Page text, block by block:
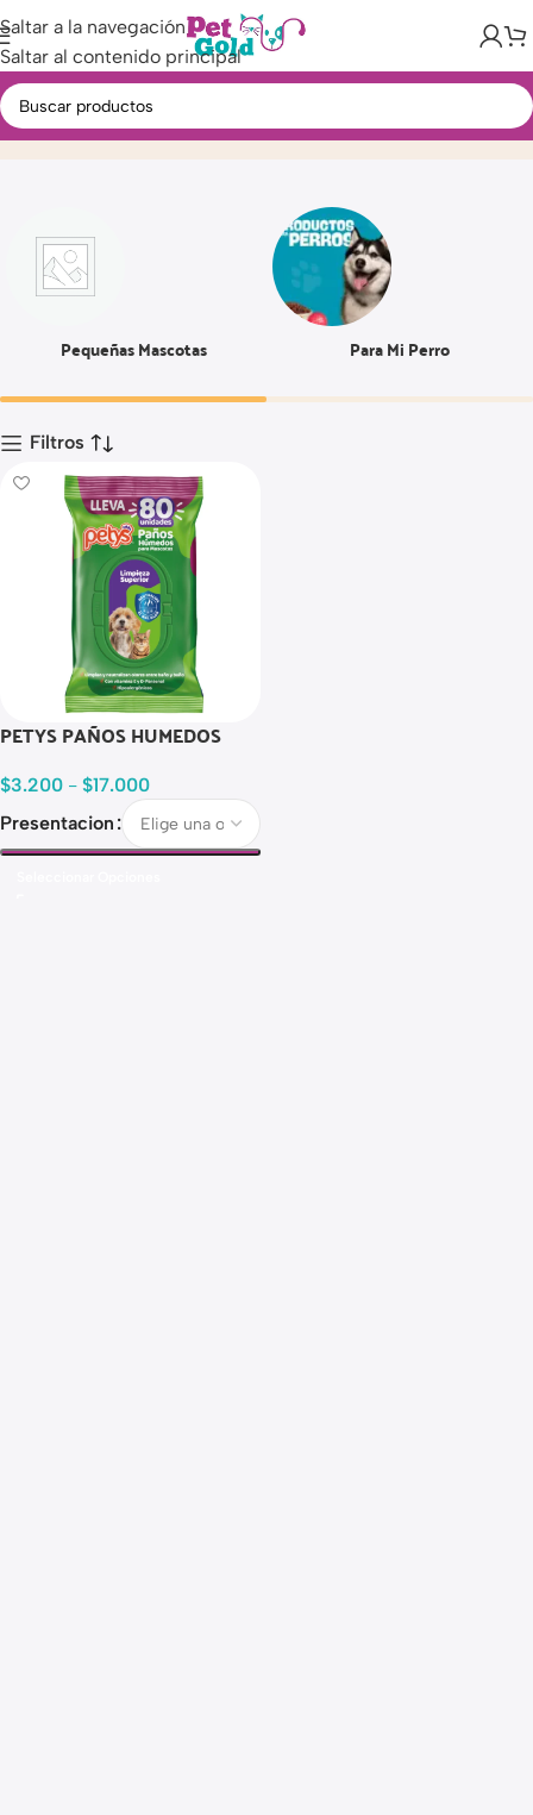
Saltar a la navegación
Saltar al contenido principal
80 UNDInicio Producto
Pequeñas Mascotas Para Mi Perro
Filtros
PETYS PAÑOS HUMEDOS
$3.200 - $17.000
Presentacion